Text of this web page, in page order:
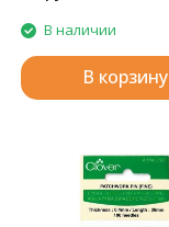
В наличии
В корзину